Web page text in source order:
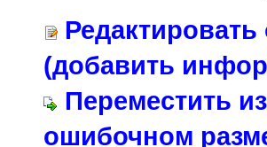
(добавить
Переместить
ошибочном